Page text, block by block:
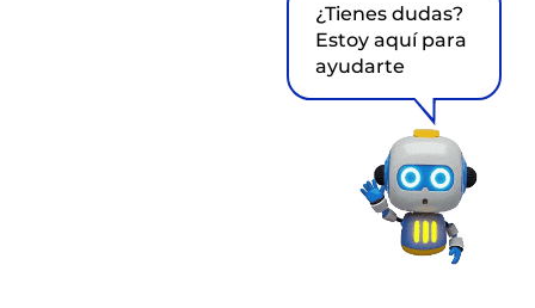
¿Tienes dudas?
Estoy aquí para
ayudarte